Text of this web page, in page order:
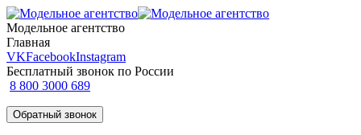
Модельное агентство
Главная
VKFacebookInstagram
Бесплатный звонок по России
8 800 3000 689
Обратный звонок